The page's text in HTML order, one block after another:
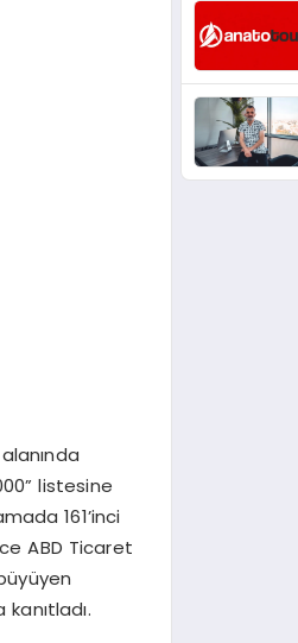
listesine
161’inci
ABD Ticaret